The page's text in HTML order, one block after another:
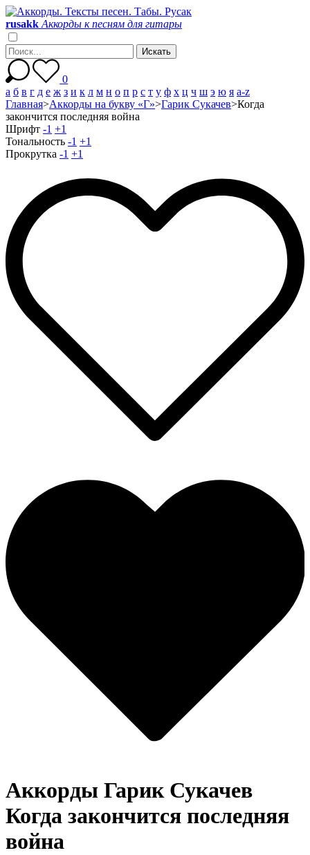
rusakk Аккорды к песням для гитары
0
а б в г д е ж з и к л м н о п р с т у ф х ц ч ш э ю я a-z
Главная>Аккорды на букву «Г»>Гарик Сукачев>Когда
закончится последняя война
Шрифт -1 +1
Тональность -1 +1
Прокрутка -1 +1
Аккорды Гарик Сукачев
Когда закончится последняя
война